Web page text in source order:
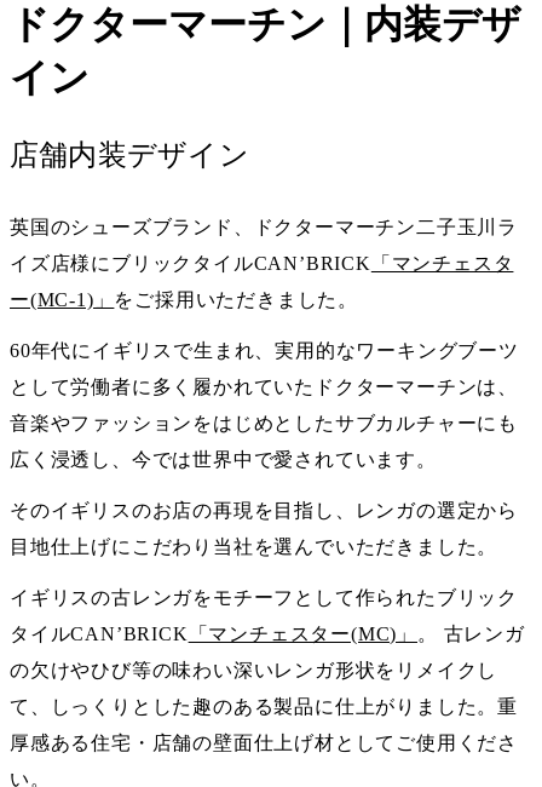
ドクターマーチン｜内装デザ
イン
店舗内装デザイン
英国のシューズブランド、ドクターマーチン二子玉川ラ
イズ店様にブリックタイルCAN’BRICK 「マンチェスタ
ー(MC-1)」 をご採用いただきました。
60年代にイギリスで生まれ、実用的なワーキングブーツ
として労働者に多く履かれていたドクターマーチンは、
音楽やファッションをはじめとしたサブカルチャーにも
広く浸透し、今では世界中で愛されています。
そのイギリスのお店の再現を目指し、レンガの選定から
目地仕上げにこだわり当社を選んでいただきました。
イギリスの古レンガをモチーフとして作られたブリック
タイルCAN’BRICK 「マンチェスター(MC)」 。 古レンガ
の欠けやひび等の味わい深いレンガ形状をリメイクし
て、しっくりとした趣のある製品に仕上がりました。重
厚感ある住宅・店舗の壁面仕上げ材としてご使用くださ
い。